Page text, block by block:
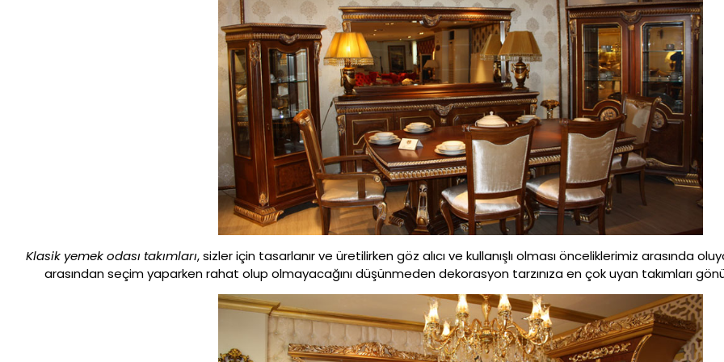
Klasik yemek odası takımları, sizler için tasarlanır ve üretilirken göz alıcı ve kullanışlı olması önceliklerimiz arasında
arasından seçim yaparken rahat olup olmayacağını düşünmeden dekorasyon tarzınıza en çok uyan takımları